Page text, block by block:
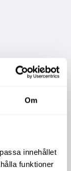
Om
innehållet
funktioner